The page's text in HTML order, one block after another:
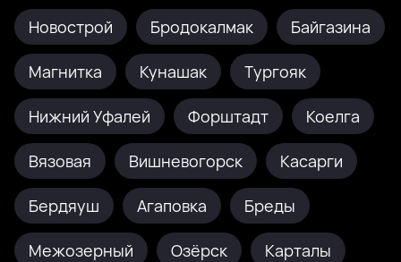
Новострой Бродокалмак Байгазина
Магнитка Кунашак Тургояк
Нижний Уфалей Форштадт Коелга
Вязовая Вишневогорск Касарги
Бердяуш Агаповка Бреды
Межозерный Озёрск Карталы